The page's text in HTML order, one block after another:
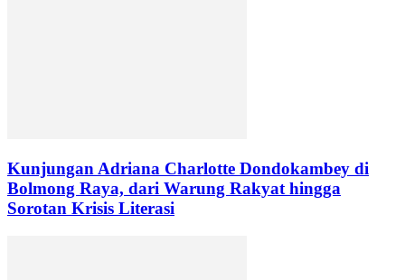
Kunjungan Adriana Charlotte Dondokambey di
Bolmong Raya, dari Warung Rakyat hingga
Sorotan Krisis Literasi